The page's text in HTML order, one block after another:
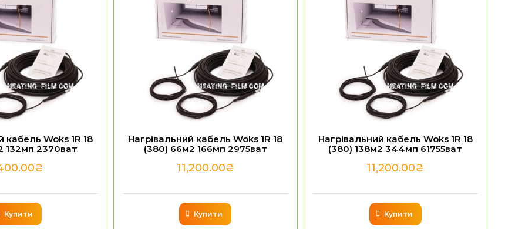
кабель Woks 1R 18
132мп 2370ват
₴
Купити
Нагрівальний кабель Woks 1R 18
(380) 66м2 166мп 2975ват
11,200.00₴
Купити
Нагрівальний кабель Woks 1R 18
(380) 138м2 344мп 61755ват
11,200.00₴
Купити